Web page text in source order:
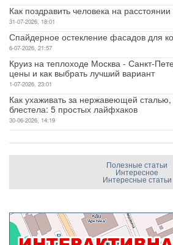
Как поздравить человека на
31-07-2026, 18:01
Спайдерное остекление фасадов для
6-07-2026, 21:57
Круиз на теплоходе Москва - Санкт-
цены и как выбрать лучший вариант
1-07-2026, 23:01
Как ухаживать за нержавеющей сталью,
блестела: 5 простых лайфхаков
30-06-2026, 14:19
Полезные статьи
Интересное
Интересные статьи